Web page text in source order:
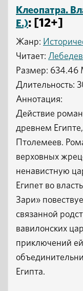
Клеопатра.
Е.): [12+]
Жанр:
Читает:
Размер: 634.46
Длительность:
Аннотация:
Действие
древнем
Птолемеев.
верховных
ненавистную
Египет во
Зари»
связанной
вавилонских
приключений
Египта.